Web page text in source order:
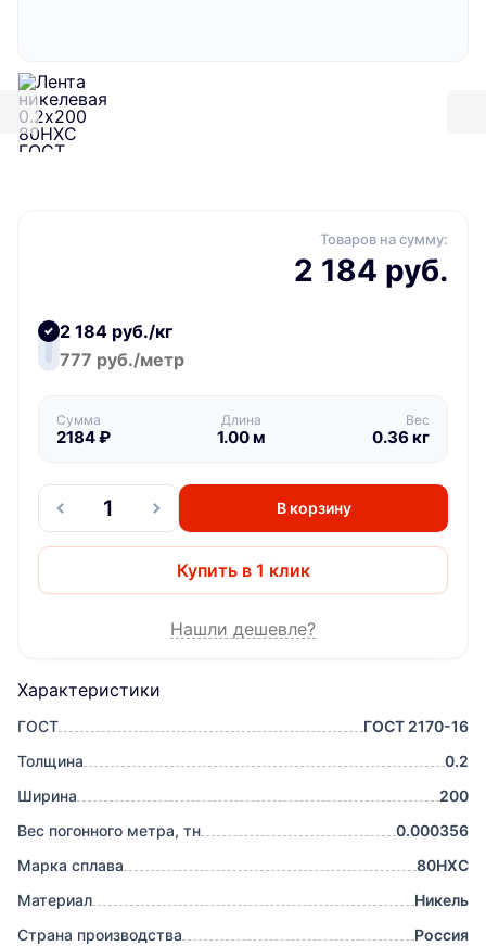
Характеристики
ГОСТ
ГОСТ 2170-16
Толщина
0.2
Ширина
200
Вес погонного метра, тн
0.000356
Марка сплава
80НХС
Материал
Никель
Страна производства
Россия
Товаров на сумму:
2 184 руб.
2 184 руб./кг
777 руб./метр
Сумма
2184₽
Длина
1.00м
Вес
0.36 кг
В корзину
Купить в 1 клик
Нашли дешевле?